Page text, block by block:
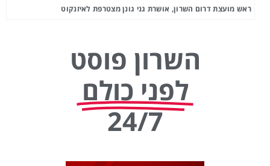
ראש מועצת דרום השרון, אושרת גני גונן מצטרפת לאיזנקוט
השרון פוסט
לפני כולם
24/7